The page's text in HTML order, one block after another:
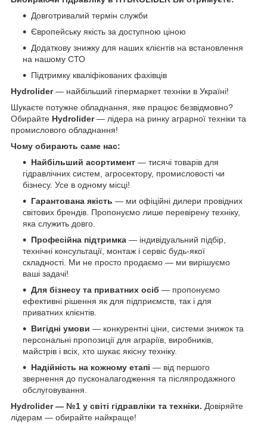
Довготривалий термін служби
Європейську якість за доступною ціною
Додаткову знижку для наших клієнтів на встановлення
на нашому СТО
Підтримку кваліфікованих фахівців
Hydrolider— найбільший гіпермаркет техніки в Україні!
Шукаєте потужне обладнання, яке працює безвідмовно?
Обирайте Hydrolider— лідера на ринку аграрної техніки та
промислового обладнання!
Чому обирають саме нас:
Найбільший асортимент — тисячі товарів для
гідравлічних систем, агросектору, промисловості чи
бізнесу. Усе в одному місці!
Гарантована якість — ми офіційні дилери провідних
світових брендів. Пропонуємо лише перевірену техніку,
яка служить довго.
Професійна підтримка — індивідуальний підбір,
технічні консультації, монтаж і сервіс будь-якої
складності. Ми не просто продаємо — ми вирішуємо
ваші задачі!
Для бізнесу та приватних осіб — пропонуємо
ефективні рішення як для підприємств, так і для
приватних клієнтів.
Вигідні умови — конкурентні ціни, системи знижок та
персональні пропозиції для аграріїв, виробників,
майстрів і всіх, хто шукає якісну техніку.
Надійність на кожному етапі — від першого
звернення до пусконалагодження та післяпродажного
обслуговування.
Hydrolider — №1 у світі гідравліки та техніки. Довіряйте
лідерам — обирайте найкраще!